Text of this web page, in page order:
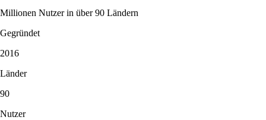
Millionen Nutzer in über 90 Ländern
Gegründet
2016
Länder
90
Nutzer